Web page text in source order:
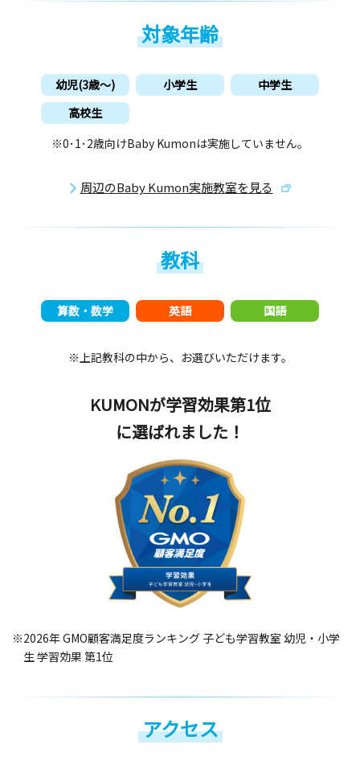
対象年齢
幼児(3歳〜) 小学生
中学生
高校生
※0･1･2歳向けBaby Kumonは実施していません。
周辺のBaby Kumon実施教室を見る
教科
算数・数学 英語 国語
※上記教科の中から、お選びいただけます。
KUMONが学習効果第1位
に選ばれました！
※2026年 GMO顧客満足度ランキング 子ども学習教室 幼児・小学
生 学習効果 第1位
アクセス